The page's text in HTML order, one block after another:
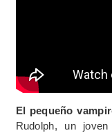
El pequeño
Rudolph, un